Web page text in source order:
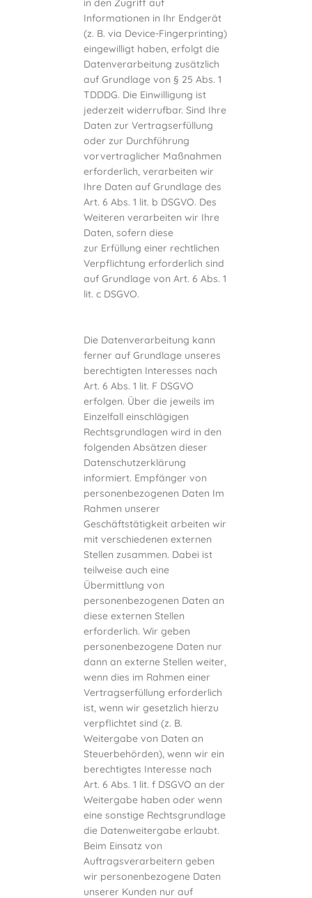
in den Zugriff auf
Informationen in Ihr Endgerät
(z. B. via Device-Fingerprinting)
eingewilligt haben, erfolgt die
Datenverarbeitung zusätzlich
auf Grundlage von § 25 Abs. 1
TDDDG. Die Einwilligung ist
jederzeit widerrufbar. Sind Ihre
Daten zur Vertragserfüllung
oder zur Durchführung
vorvertraglicher Maßnahmen
erforderlich, verarbeiten wir
Ihre Daten auf Grundlage des
Art. 6 Abs. 1 lit. b DSGVO. Des
Weiteren verarbeiten wir Ihre
Daten, sofern diese
zur Erfüllung einer rechtlichen
Verpflichtung erforderlich sind
auf Grundlage von Art. 6 Abs. 1
lit. c DSGVO.
Die Datenverarbeitung kann
ferner auf Grundlage unseres
berechtigten Interesses nach
Art. 6 Abs. 1 lit. F DSGVO
erfolgen. Über die jeweils im
Einzelfall einschlägigen
Rechtsgrundlagen wird in den
folgenden Absätzen dieser
Datenschutzerklärung
informiert. Empfänger von
personenbezogenen Daten Im
Rahmen unserer
Geschäftstätigkeit arbeiten wir
mit verschiedenen externen
Stellen zusammen. Dabei ist
teilweise auch eine
Übermittlung von
personenbezogenen Daten an
diese externen Stellen
erforderlich. Wir geben
personenbezogene Daten nur
dann an externe Stellen weiter,
wenn dies im Rahmen einer
Vertragserfüllung erforderlich
ist, wenn wir gesetzlich hierzu
verpflichtet sind (z. B.
Weitergabe von Daten an
Steuerbehörden), wenn wir ein
berechtigtes Interesse nach
Art. 6 Abs. 1 lit. f DSGVO an der
Weitergabe haben oder wenn
eine sonstige Rechtsgrundlage
die Datenweitergabe erlaubt.
Beim Einsatz von
Auftragsverarbeitern geben
wir personenbezogene Daten
unserer Kunden nur auf